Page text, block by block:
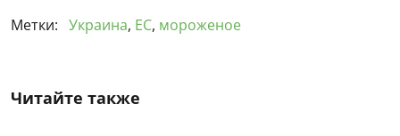
Метки: Украина, ЕС, мороженое
Читайте также